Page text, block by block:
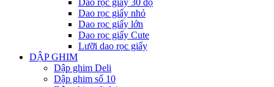
Dao rọc giấy nhỏ
Dao rọc giấy lớn
Dao rọc giấy Cute
Lưỡi dao rọc giấy
DẬP GHIM
Dập ghim Deli
Dập ghim số 10